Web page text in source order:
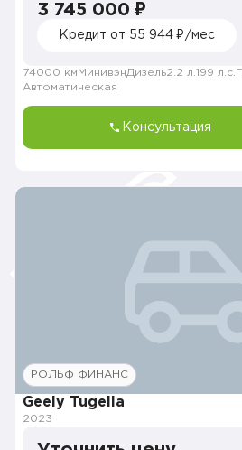
3 745 000 ₽
Кредит от 55 944 ₽/мес
74000 км МинивэнДизель2.2 л. 199 л.с.
Автоматическая
Консультация
РОЛЬФ ФИНАНС
Geely Tugella
2023